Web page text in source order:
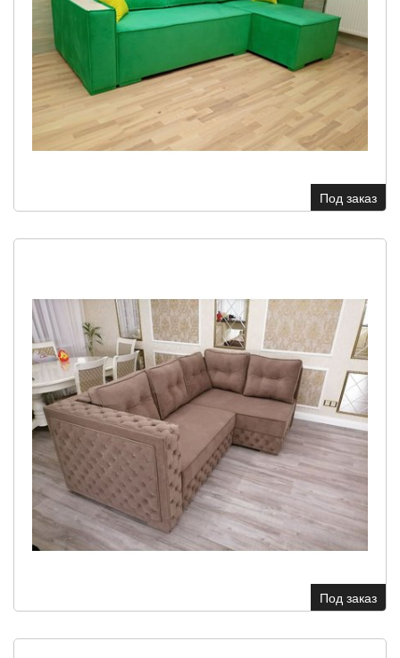
Под заказ
Под заказ